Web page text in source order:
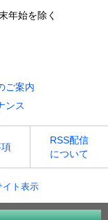
年始を除く
ご案内
ンス
RSS配信
について
イト表示